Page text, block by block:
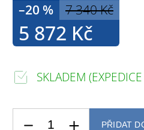
7 340 Kč
–20 %
5 872 Kč
SKLADEM
PŘIDAT